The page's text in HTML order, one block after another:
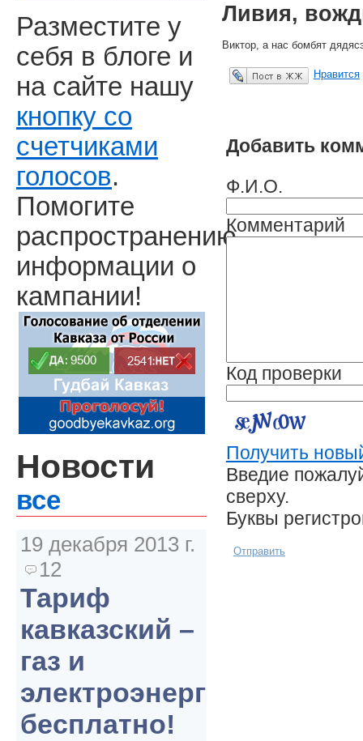
Ливия,
Виктор, а нас бомбят
Опубликовать в ЖЖ Нравится
Добавить
Ф.И.О.
Комментарий
Код проверки
Получить
Введие
сверху.
Буквы
Отправить
Разместите у
себя в блоге и
на сайте нашу
кнопку со
счетчиками
голосов.
Помогите
распространению
информации о
кампании!
Новости
все
19 декабря 2013 г.
12
Тариф
кавказский –
газ и
электроэнергия
бесплатно!